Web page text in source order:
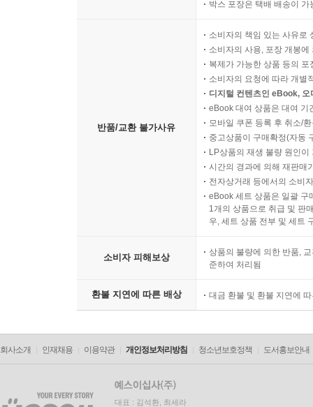
박스 포장은 택배 배송이
반품/교환 불가사유
소비자의 책임 있는 사유로
소비자의 사용, 포장 개봉
복제가 가능한 상품 등의
소비자의 요청에 따라 개별
디지털 컨텐츠인 eBook,
eBook 대여 상품은 대여 기
모바일 쿠폰 등록 후 취소/
중고상품이 구매확정(자동
LP상품의 재생 불량 원인
시간의 경과에 의해 재판매
전자상거래 등에서의 소비
eBook 세트 상품은 일괄 구
1개의 상품으로 취급 및 판
우, 세트 상품 전부 및 세트
소비자 피해보상
상품의 불량에 의한 반품,
준하여 처리됨
환불 지연에 따른 배상 대금 환불 및 환불 지연에
회사소개 인재채용 이용약관 개인정보처리방침 청소년보호정책 도서홍보안내
대표 : 김석환, 최세라